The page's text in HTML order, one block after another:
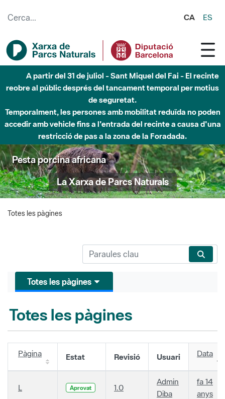
CA ES
A partir del 31 de juliol - Sant Miquel del Fai - El recinte
reobre al públic després del tancament temporal per motius
de seguretat.
Temporalment, les persones amb mobilitat reduïda no poden
accedir amb vehicle fins a l'entrada del recinte a causa d'una
restricció de pas a la zona de la Foradada.
Pesta porcina africana
La Xarxa de Parcs Naturals
Totes les pàgines
Totes les pàgines
Totes les pàgines
Pàgina Estat Revisió Usuari Data
L Aprovat 1.0
Admin
Diba
fa 14
anys